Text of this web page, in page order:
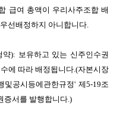
급여 총액이 우리사주조합 배
선배정하지 아니합니다
약): 보유하고 있는 신주인수권
에 따라 배정됩니다.(자본시장
및공시등에관한규정' 제5-19조
증서를 발행합니다 .)